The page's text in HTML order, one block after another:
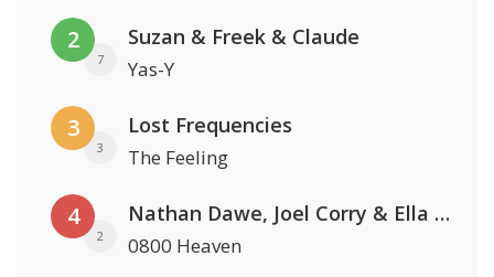
2
7
Suzan & Freek & Claude
Yas-Y
3
3
Lost Frequencies
The Feeling
4
2
Nathan Dawe, Joel Corry & Ella Henderson
0800 Heaven